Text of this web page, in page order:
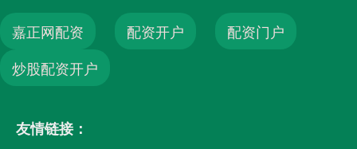
嘉正网配资 配资开户
配资门户
炒股配资开户
友情链接：